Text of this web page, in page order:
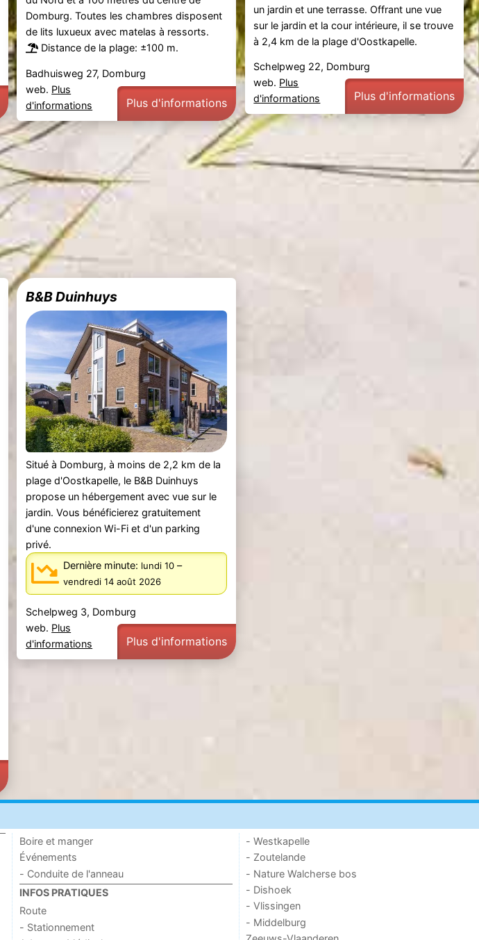
Domburg. Toutes les chambres disposent
de lits luxueux avec matelas à ressorts.
Distance de la plage: ±100 m.
Badhuisweg 27, Domburg
web. Plus
d'informations
Plus d'informations
un jardin et une terrasse. Offrant une vue
sur le jardin et la cour intérieure, il se trouve
à 2,4 km de la plage d'Oostkapelle.
Schelpweg 22, Domburg
web. Plus
d'informations
Plus d'informations
B&B Duinhuys
Situé à Domburg, à moins de 2,2 km de la
plage d'Oostkapelle, le B&B Duinhuys
propose un hébergement avec vue sur le
jardin. Vous bénéficierez gratuitement
d'une connexion Wi-Fi et d'un parking
privé.
Dernière minute: lundi 10–
vendredi 14 août 2026
Schelpweg 3, Domburg
web. Plus
d'informations
Plus d'informations
Boire et manger
Événements
- Conduite de l'anneau
INFOS PRATIQUES
Route
- Stationnement
- Westkapelle
- Zoutelande
- Nature Walcherse bos
- Dishoek
- Vlissingen
- Middelburg